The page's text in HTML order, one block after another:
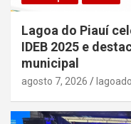
Lagoa do Piauí
IDEB 2025 e
municipal
agosto 7, 2026